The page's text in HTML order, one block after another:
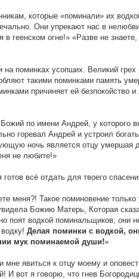
которые «поминали» их
Они упрекают нас в
геенском огне!» «Разве не
на поминках усопших. Великий грех
такими поминками память
причиняет ей безпокойство
по имени Андрей, у которого
горевал Андрей и устроил
ночь является отцу умершая
не любите!»
всё отдать для твоего
меня?! Такое поминовение только
Божию Матерь, Которая
поят водкой поминальщиков; они
Делая поминки с водкой,
мук поминаемой души!»
явиться к отцу моему и
И вот я говорю, что гнев